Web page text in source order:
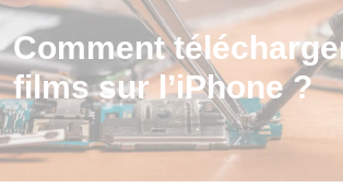
Comment
films sur l’iPhone ?